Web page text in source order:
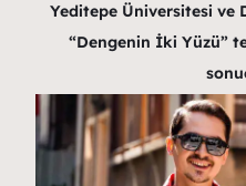
Yeditepe Üniversitesi ve
“Dengenin İki Yüzü”